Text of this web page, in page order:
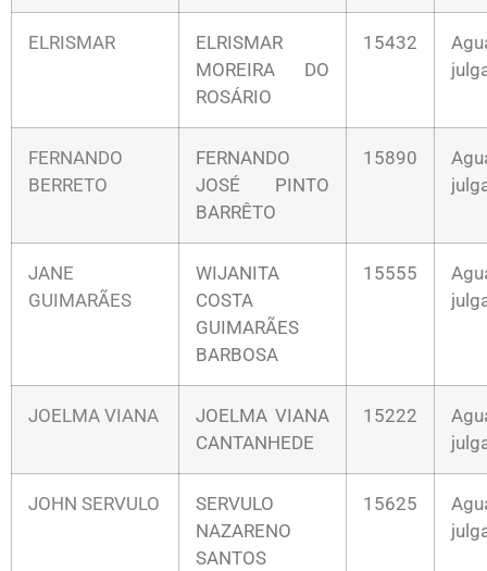
ELRISMAR
ELRISMAR
MOREIRA DO
ROSÁRIO
15432
FERNANDO
BERRETO
FERNANDO
JOSÉ PINTO
BARRÊTO
15890
JANE
GUIMARÃES
WIJANITA
COSTA
GUIMARÃES
BARBOSA
15555
JOELMA VIANA
JOELMA VIANA
CANTANHEDE
15222
JOHN SERVULO
SERVULO
NAZARENO
SANTOS
15625